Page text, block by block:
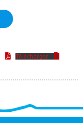
Télécharger